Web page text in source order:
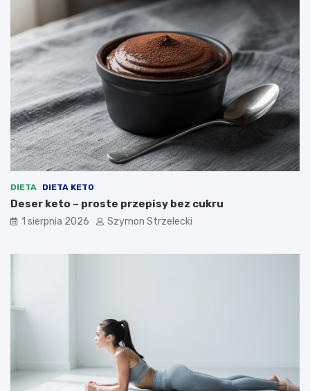
DIETA DIETA KETO
Deser keto – proste przepisy bez cukru
1 sierpnia 2026 Szymon Strzelecki